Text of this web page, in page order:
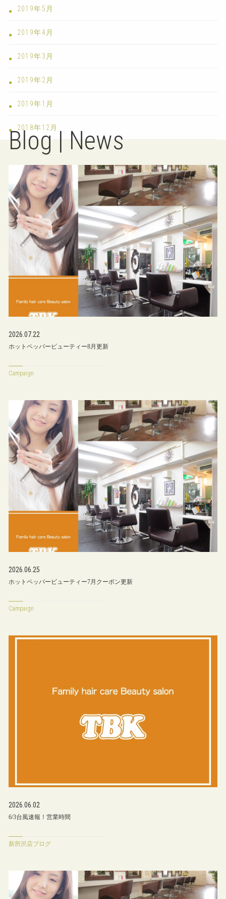
2019年5月
2019年4月
2019年3月
2019年2月
2019年1月
2018年12月
Blog | News
2026.07.22
ホットペッパービューティー8月更新
Campaign
2026.06.25
ホットペッパービューティー7月クーポン更新
Campaign
2026.06.02
6/3台風速報！営業時間
新所沢店ブログ